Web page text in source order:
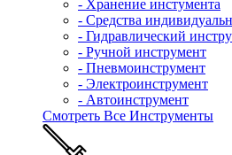
- Хранение инстумента
- Средства
- Гидравлический
- Ручной инструмент
- Пневмоинструмент
- Электроинструмент
- Автоинструмент
Смотреть Все Инструменты